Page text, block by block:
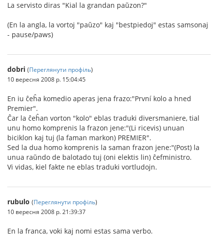
La servisto diras "Kial la grandan paŭzon?"
(En la angla, la vortoj "paŭzo" kaj "bestpiedoj" estas samsonaj
- pause/paws)
dobri (Переглянути профіль)
10 вересня 2008 р. 15:04:45
En iu ĉeĥa komedio aperas jena frazo:"První kolo a hned
Premier".
Ĉar la ĉeĥan vorton "kolo" eblas traduki diversmaniere, tial
unu homo komprenis la frazon jene:"(Li ricevis) unuan
biciklon kaj tuj (la faman markon) PREMIER".
Sed la dua homo komprenis la saman frazon jene:"(Post) la
unua raŭndo de balotado tuj (oni elektis lin) ĉefministro.
Vi vidas, kiel fakte ne eblas traduki vortludojn.
rubulo (Переглянути профіль)
10 вересня 2008 р. 21:39:37
En la franca, voki kaj nomi estas sama verbo.